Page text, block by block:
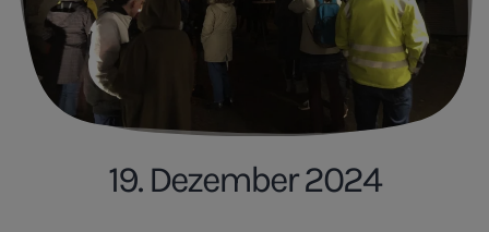
19. Dezember 2024